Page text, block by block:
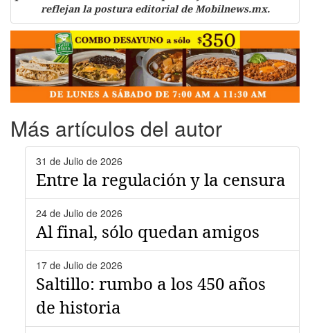
reflejan la postura editorial de Mobilnews.mx.
Más artículos del autor
31 de Julio de 2026
Entre la regulación y la censura
24 de Julio de 2026
Al final, sólo quedan amigos
17 de Julio de 2026
Saltillo: rumbo a los 450 años
de historia